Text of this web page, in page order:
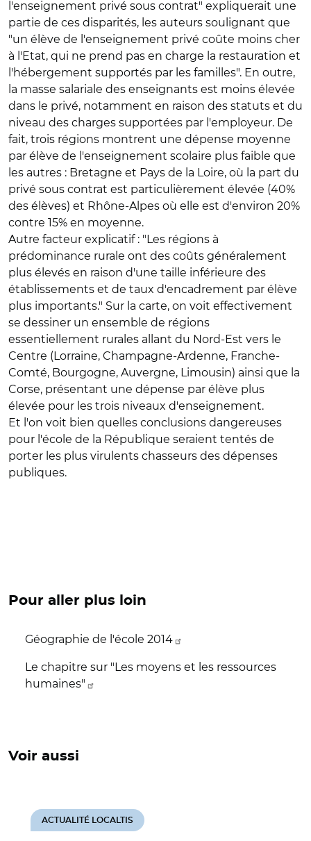
l'enseignement privé sous contrat" expliquerait une
partie de ces disparités, les auteurs soulignant que
"un élève de l'enseignement privé coûte moins cher
à l'Etat, qui ne prend pas en charge la restauration et
l'hébergement supportés par les familles". En outre,
la masse salariale des enseignants est moins élevée
dans le privé, notamment en raison des statuts et du
niveau des charges supportées par l'employeur. De
fait, trois régions montrent une dépense moyenne
par élève de l'enseignement scolaire plus faible que
les autres : Bretagne et Pays de la Loire, où la part du
privé sous contrat est particulièrement élevée (40%
des élèves) et Rhône-Alpes où elle est d'environ 20%
contre 15% en moyenne.
Autre facteur explicatif : "Les régions à
prédominance rurale ont des coûts généralement
plus élevés en raison d'une taille inférieure des
établissements et de taux d'encadrement par élève
plus importants." Sur la carte, on voit effectivement
se dessiner un ensemble de régions
essentiellement rurales allant du Nord-Est vers le
Centre (Lorraine, Champagne-Ardenne, Franche-
Comté, Bourgogne, Auvergne, Limousin) ainsi que la
Corse, présentant une dépense par élève plus
élevée pour les trois niveaux d'enseignement.
Et l'on voit bien quelles conclusions dangereuses
pour l'école de la République seraient tentés de
porter les plus virulents chasseurs des dépenses
publiques.
Pour aller plus loin
Géographie de l'école 2014
Le chapitre sur "Les moyens et les ressources
humaines"
Voir aussi
ACTUALITÉ LOCALTIS